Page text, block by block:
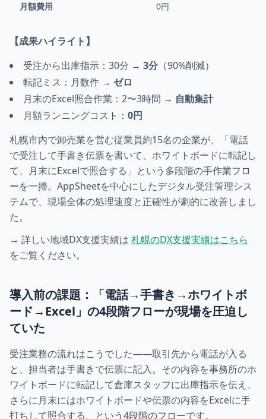
月額費用 0円
【成果ハイライト】
受注から出庫指示：30分 → 3分 （90%削減）
転記ミス：月数件 → ゼロ
月末のExcel照合作業：2〜3時間 → 自動集計
月額ランニングコスト： 0円
札幌市内で卸売業を営む従業員約15名の企業が、「電話
で受注して手書き伝票を書いて、ホワイトボードに転記し
て、月末にExcelで照合する」という多段階の手作業フロ
ーを一掃。AppSheetを中心にしたデジタル受注管理シス
テムで、現場全体の処理速度と正確性が劇的に改善しまし
た。
→ 詳しい地域DX支援実績は 札幌のDX支援実績はこちら
をご覧ください。
導入前の課題：「電話→手書き→ホワイトボ
ード→Excel」の4段階フローが現場を圧迫し
ていた
受注業務の流れはこうでした——取引先から電話が入る
と、担当者は手書きで伝票に記入。その内容を事務所のホ
ワイトボードに転記して倉庫スタッフに出庫指示を伝え、
さらに月末にはホワイトボードや伝票の内容をExcelに手
打ちして照合する、という4段階のフローです。